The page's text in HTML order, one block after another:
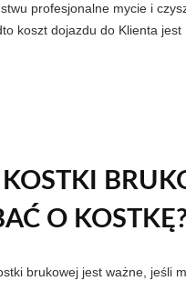
profesjonalne mycie i
koszt dojazdu do Klienta jest
O
brukowej jest ważne, jeśli